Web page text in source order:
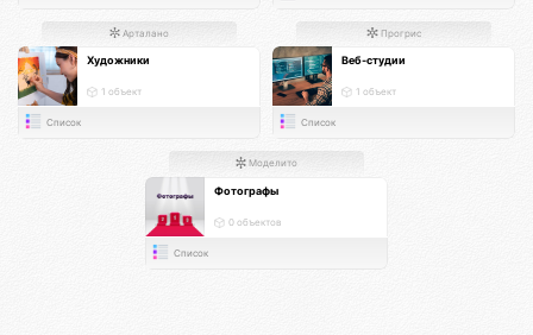
Арталано
Художники
1 объект
Список
Прогрис
Веб-студии
1 объект
Список
Моделито
Фотографы
0 объектов
Список